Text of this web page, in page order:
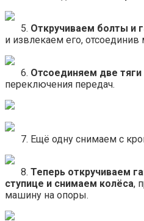
5. Откручиваем болты и
и извлекаем его, отсоединив
6. Отсоединяем две тяги
переключения передач.
7. Ещё одну снимаем с
8. Теперь откручиваем
ступице и снимаем колёса,
машину на опоры.